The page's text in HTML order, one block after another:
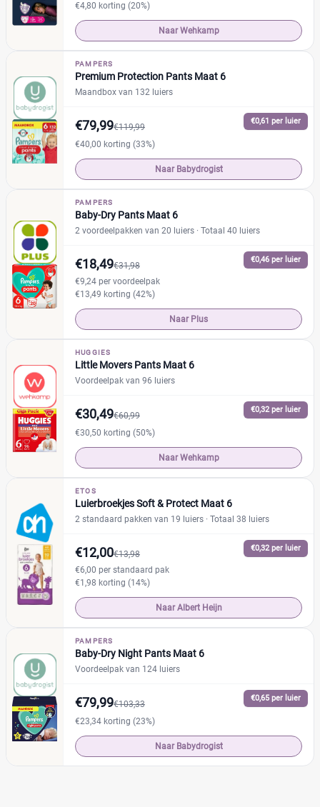
€4,80 korting (20%)
Naar Wehkamp
PAMPERS
Premium Protection Pants Maat 6
Maandbox van 132 luiers
€0,61 per luier
€79,99€119,99
€40,00 korting (33%)
Naar Babydrogist
PAMPERS
Baby-Dry Pants Maat 6
2 voordeelpakken van 20 luiers · Totaal 40 luiers
€0,46 per luier
€18,49€31,98
€9,24 per voordeelpak
€13,49 korting (42%)
Naar Plus
HUGGIES
Little Movers Pants Maat 6
Voordeelpak van 96 luiers
€0,32 per luier
€30,49€60,99
€30,50 korting (50%)
Naar Wehkamp
ETOS
Luierbroekjes Soft & Protect Maat 6
2 standaard pakken van 19 luiers · Totaal 38 luiers
€0,32 per luier
€12,00€13,98
€6,00 per standaard pak
€1,98 korting (14%)
Naar Albert Heijn
PAMPERS
Baby-Dry Night Pants Maat 6
Voordeelpak van 124 luiers
€0,65 per luier
€79,99€103,33
€23,34 korting (23%)
Naar Babydrogist